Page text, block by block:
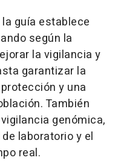
guía establece
según la
la vigilancia y
garantizar la
y una
También
genómica,
laboratorio y el
real.